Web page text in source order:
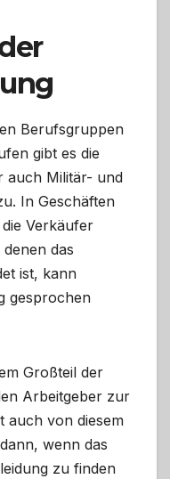
Berufsgruppen
gibt es die
auch Militär- und
In Geschäften
Verkäufer
das
ist, kann
gesprochen
Großteil der
Arbeitgeber zur
auch von diesem
wenn das
zu finden